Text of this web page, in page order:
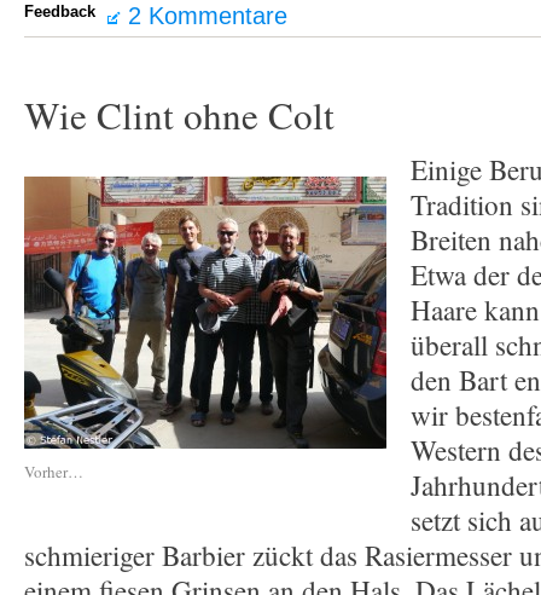
Feedback
2 Kommentare
Wie Clint ohne Colt
Vorher…
Einige
Tradition
Breiten
Etwa der
Haare
überall
den Bart
wir
Western
setzt sich
schmieriger Barbier zückt das Rasiermesser